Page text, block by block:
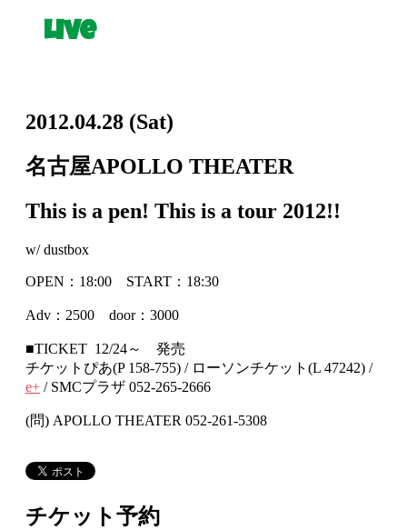
Live
2012.04.28 (Sat)
名古屋APOLLO THEATER
This is a pen! This is a tour 2012!!
w/ dustbox
OPEN：18:00 START：18:30
Adv：2500 door：3000
■TICKET 12/24～ 発売
チケットぴあ(P 158-755) / ローソンチケット(L 47242) /
e+ / SMCプラザ 052-265-2666
(問) APOLLO THEATER 052-261-5308
チケット予約